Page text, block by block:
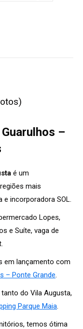
–
é um
mais
incorporadora SOL.
Lopes,
e Suíte, vaga de
em lançamento com
– Ponte Grande.
do Vila Augusta,
Parque Maia.
temos ótima